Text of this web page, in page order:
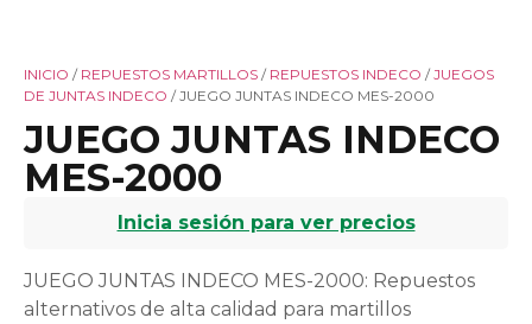
INICIO / REPUESTOS MARTILLOS / REPUESTOS INDECO /JUEGOS
DE JUNTAS INDECO / JUEGO JUNTAS INDECO MES-2000
JUEGO JUNTAS INDECO
MES-2000
Inicia sesión para ver precios
JUEGO JUNTAS INDECO MES-2000: Repuestos
alternativos de alta calidad para martillos